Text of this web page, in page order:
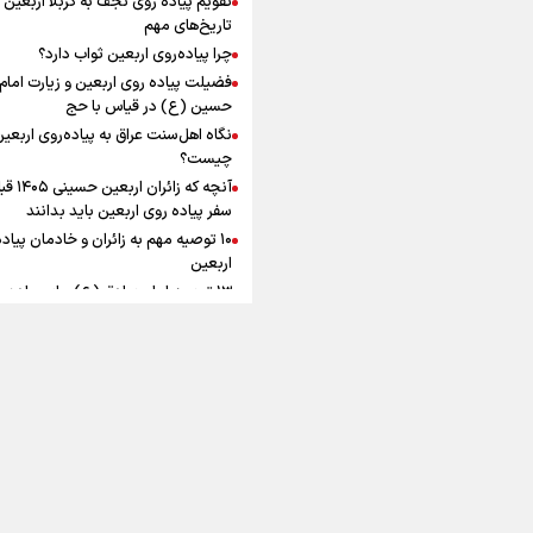
به زوجیت
افزوده چقدر است؟
اینفوبرنا/ سقف معافیت مالیاتی
حقوق کارکنان دولت و
در بودجه ۱۴۰۵ چقدر است؟
تاریخ‌های مهم
چرا پیاده‌روی اربعین ثواب دارد؟
فضیلت پیاده روی اربعین و زیارت امام
حسین (ع) در قیاس با حج
نگاه اهل‌سنت عراق به پیاده‌روی
چیست؟
آنچه که
سفر پیاده روی اربعین باید بدانند
۱۰ توصیه مهم به زائران و خادمان
اربعین
۱۳ توصیه امام صادق (ع) برای